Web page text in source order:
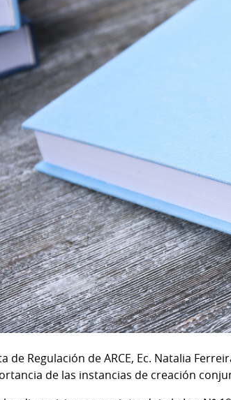
de Regulación de ARCE, Ec. Natalia
de las instancias de creación